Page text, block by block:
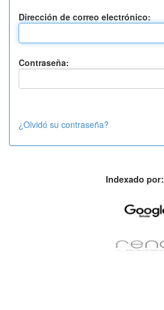
Dirección de correo electrónico:
Contraseña:
¿Olvidó su contraseña?
Indexado por: